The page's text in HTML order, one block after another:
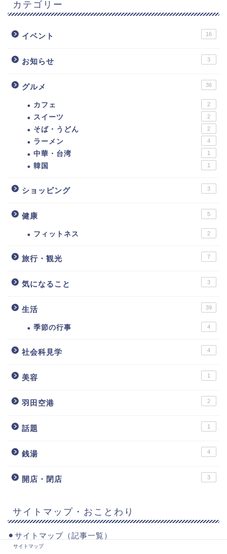
カテゴリー
イベント 16
お知らせ 3
グルメ 36
カフェ 2
そば・うどん 2
中華・台湾 1
季節の行事 4
サイトマップ